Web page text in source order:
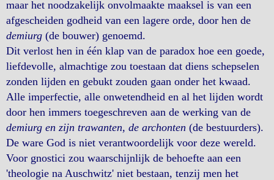
maar het noodzakelijk onvolmaakte maaksel is van een
afgescheiden godheid van een lagere orde, door hen de
demiurg (de bouwer) genoemd.
Dit verlost hen in één klap van de paradox hoe een goede,
liefdevolle, almachtige zou toestaan dat diens schepselen
zonden lijden en gebukt zouden gaan onder het kwaad.
Alle imperfectie, alle onwetendheid en al het lijden wordt
door hen immers toegeschreven aan de werking van de
demiurg en zijn trawanten, de archonten (de bestuurders).
De ware God is niet verantwoordelijk voor deze wereld.
Voor gnostici zou waarschijnlijk de behoefte aan een
'theologie na Auschwitz' niet bestaan, tenzij men het